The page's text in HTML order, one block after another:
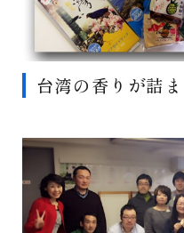
台湾の香りが詰